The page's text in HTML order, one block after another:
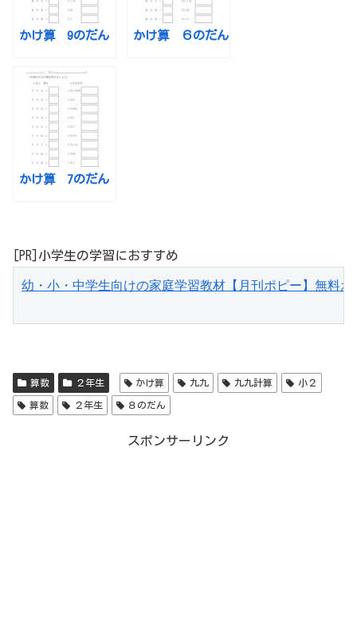
かけ算 9のだん かけ算 ６のだん
かけ算 7のだん
[PR]小学生の学習におすすめ
幼・小・中学生向けの家庭学習教材【月刊ポピー】無料
算数 ２年生 かけ算 九九 九九計算 小２
算数 ２年生 ８のだん
スポンサーリンク